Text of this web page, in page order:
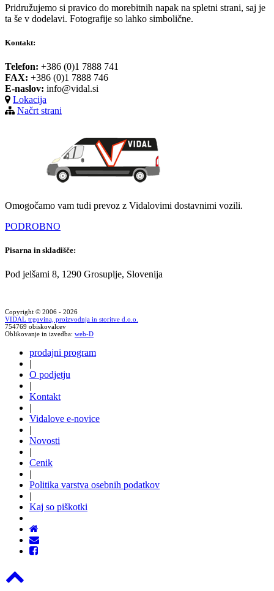
Pridružujemo si pravico do morebitnih napak na spletni strani, saj je
ta še v dodelavi. Fotografije so lahko simbolične.
Kontakt:
Telefon: +386 (0)1 7888 741
FAX: +386 (0)1 7888 746
E-naslov: info@vidal.si
Lokacija
Načrt strani
Omogočamo vam tudi prevoz z Vidalovimi dostavnimi vozili.
PODROBNO
Pisarna in skladišče:
Pod jelšami 8, 1290 Grosuplje, Slovenija
Copyright © 2006 - 2026
VIDAL trgovina, proizvodnja in storitve d.o.o.
754769 obiskovalcev
Oblikovanje in izvedba: web-D
prodajni program
|
O podjetju
|
Kontakt
|
Vidalove e-novice
|
Novosti
|
Cenik
|
Politika varstva osebnih podatkov
|
Kaj so piškotki